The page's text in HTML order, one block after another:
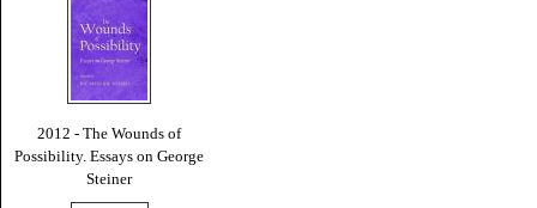
2012 - The Wounds of
Possibility. Essays on George
Steiner